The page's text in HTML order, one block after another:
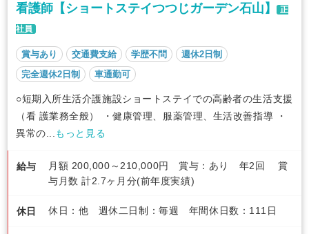
看護師【ショートステイつつじガーデン石山】
正
社員
賞与あり 交通費支給 学歴不問
週休2日制
完全週休2日制
車通勤可
○短期入所生活介護施設ショートステイでの高齢者の生活支援
（看 護業務全般） ・健康管理、服薬管理、生活改善指導 ・
異常の...
もっと見る
給与
月額 200,000～210,000円 賞与：あり 年2回 賞
与月数 計2.7ヶ月分(前年度実績)
休日 休日：他 週休二日制：毎週 年間休日数：111日